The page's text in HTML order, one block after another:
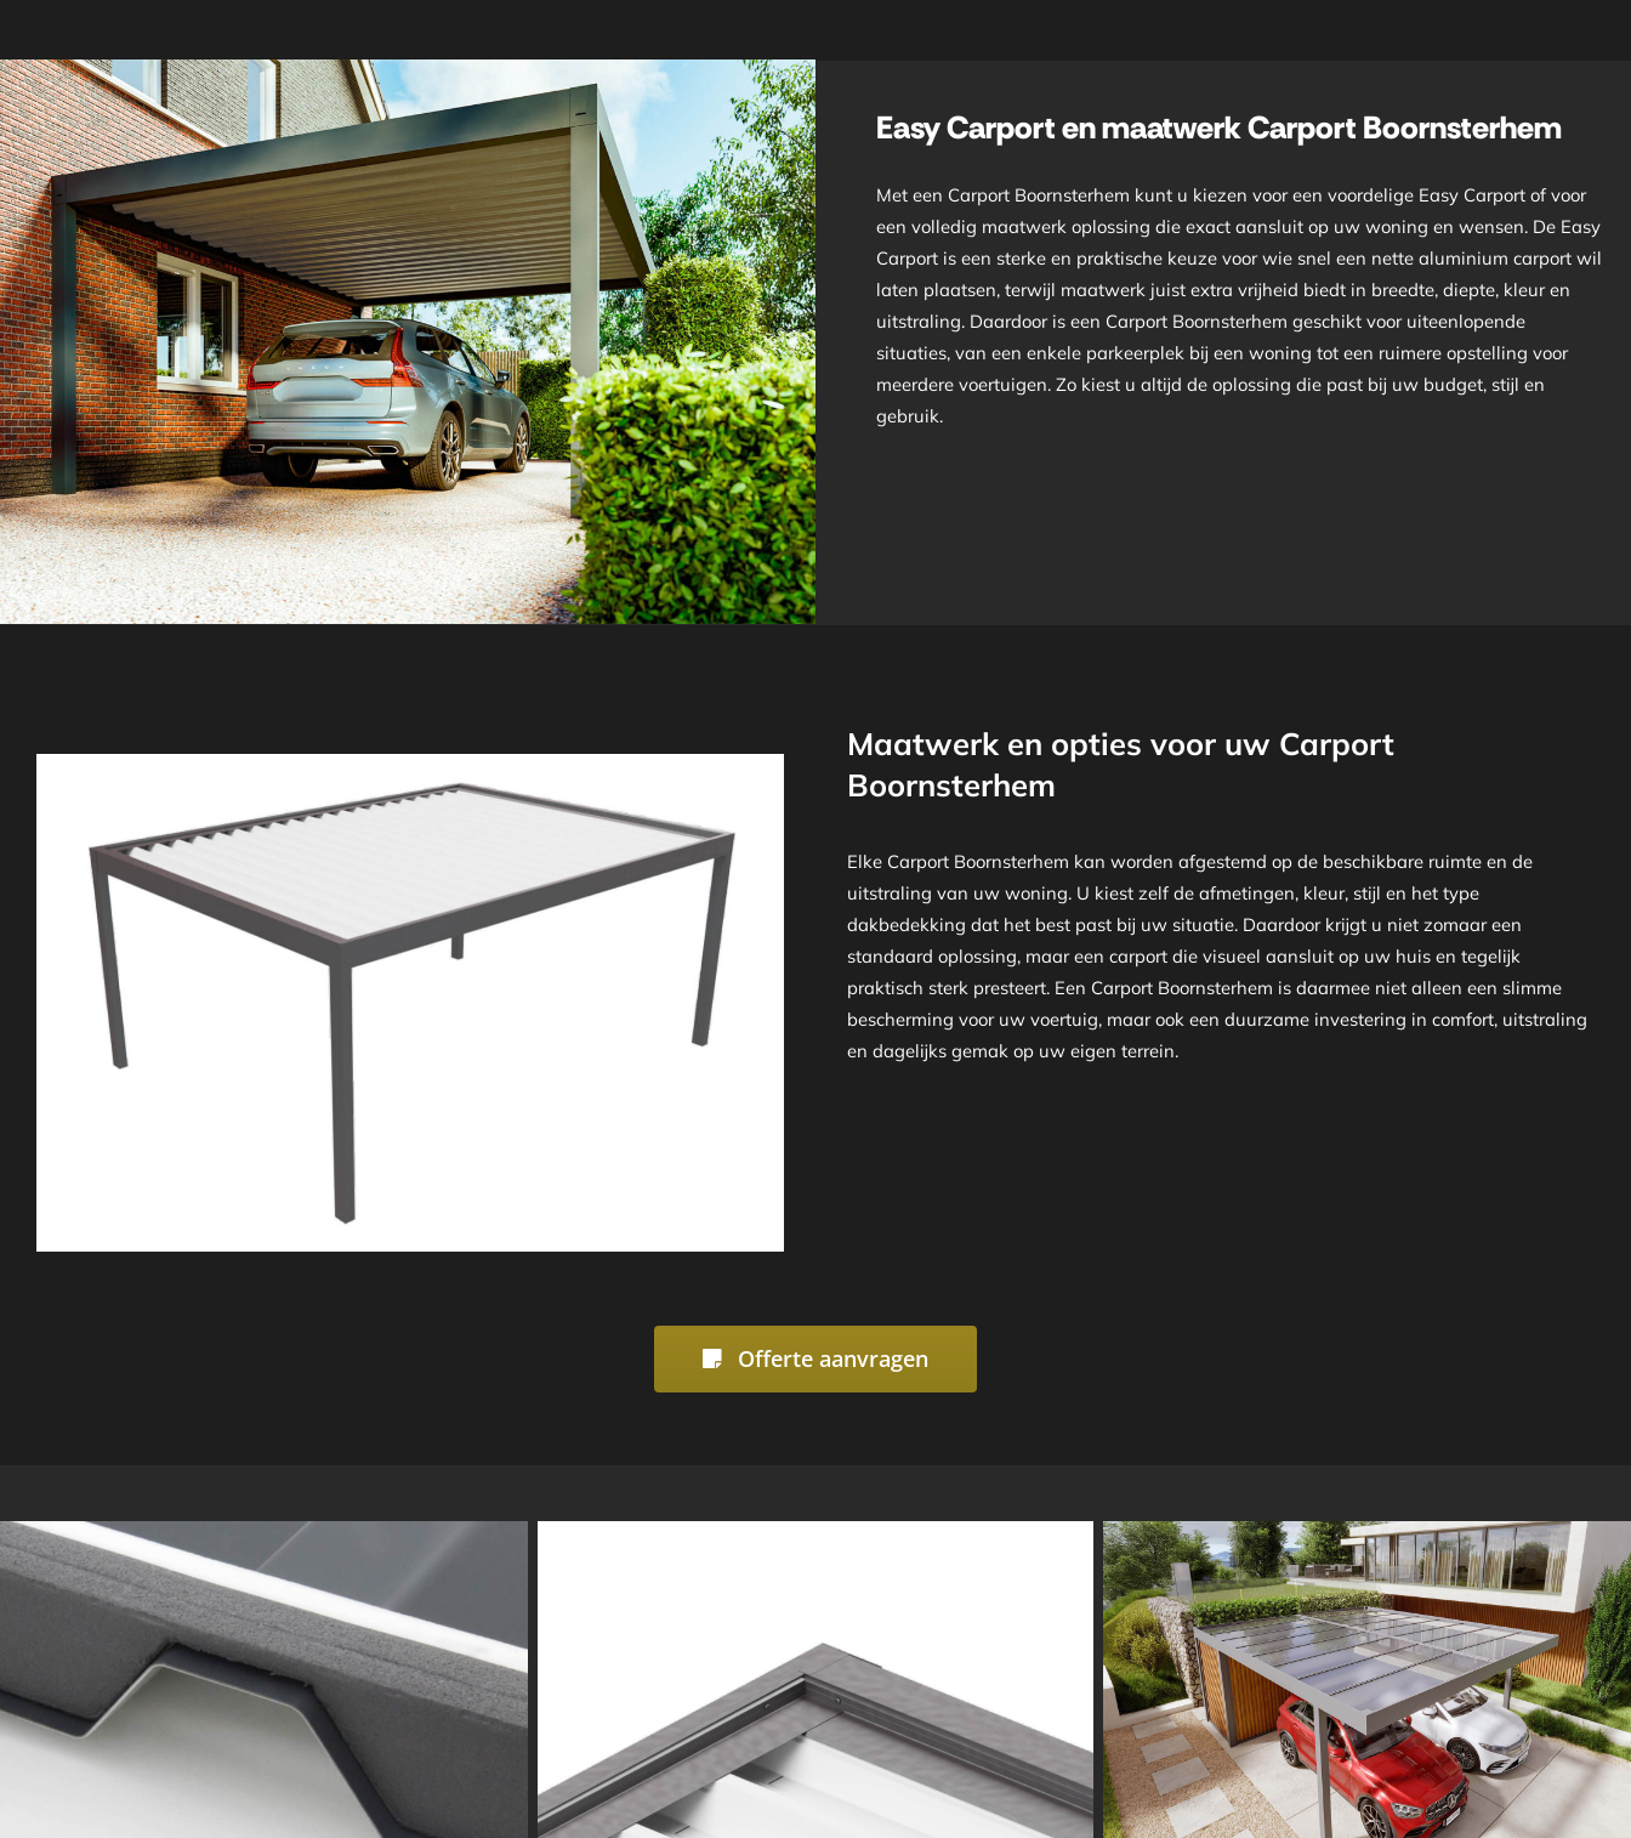
Easy Carport en maatwerk Carport Boornsterhem
Met een Carport Boornsterhem kunt u kiezen voor een voordelige Easy Carport of voor
een volledig maatwerk oplossing die exact aansluit op uw woning en wensen. De Easy
Carport is een sterke en praktische keuze voor wie snel een nette aluminium carport wil
laten plaatsen, terwijl maatwerk juist extra vrijheid biedt in breedte, diepte, kleur en
uitstraling. Daardoor is een Carport Boornsterhem geschikt voor uiteenlopende
situaties, van een enkele parkeerplek bij een woning tot een ruimere opstelling voor
meerdere voertuigen. Zo kiest u altijd de oplossing die past bij uw budget, stijl en
gebruik.
Maatwerk en opties voor uw Carport
Boornsterhem
Elke Carport Boornsterhem kan worden afgestemd op de beschikbare ruimte en de
uitstraling van uw woning. U kiest zelf de afmetingen, kleur, stijl en het type
dakbedekking dat het best past bij uw situatie. Daardoor krijgt u niet zomaar een
standaard oplossing, maar een carport die visueel aansluit op uw huis en tegelijk
praktisch sterk presteert. Een Carport Boornsterhem is daarmee niet alleen een slimme
bescherming voor uw voertuig, maar ook een duurzame investering in comfort, uitstraling
en dagelijks gemak op uw eigen terrein.
Offerte aanvragen